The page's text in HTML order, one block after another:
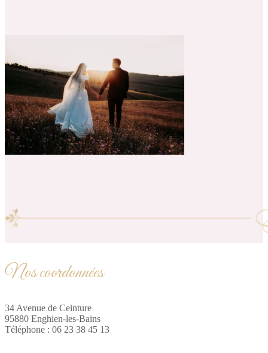
Nos coordonnées
34 Avenue de Ceinture
95880 Enghien-les-Bains
Téléphone : 06 23 38 45 13